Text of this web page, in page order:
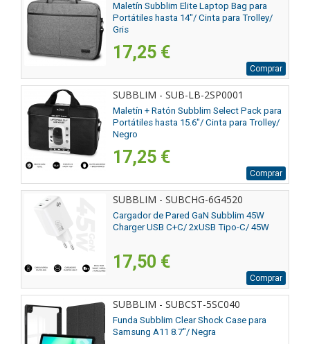
Maletín Subblim Elite Laptop Bag para
Portátiles hasta 14"/ Cinta para Trolley/
Gris
17,25 €
Comprar
SUBBLIM - SUB-LB-2SP0001
Maletín + Ratón Subblim Select Pack para
Portátiles hasta 15.6"/ Cinta para Trolley/
Negro
17,25 €
Comprar
SUBBLIM - SUBCHG-6G4520
Cargador de Pared GaN Subblim 45W
Charger USB C+C/ 2xUSB Tipo-C/ 45W
17,50 €
Comprar
SUBBLIM - SUBCST-5SC040
Funda Subblim Clear Shock Case para
Samsung A11 8.7"/ Negra